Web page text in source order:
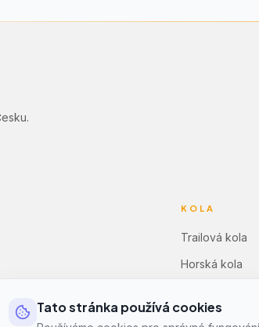
KOLA
Trailová kola
Horská kola
Tato stránka používá cookies